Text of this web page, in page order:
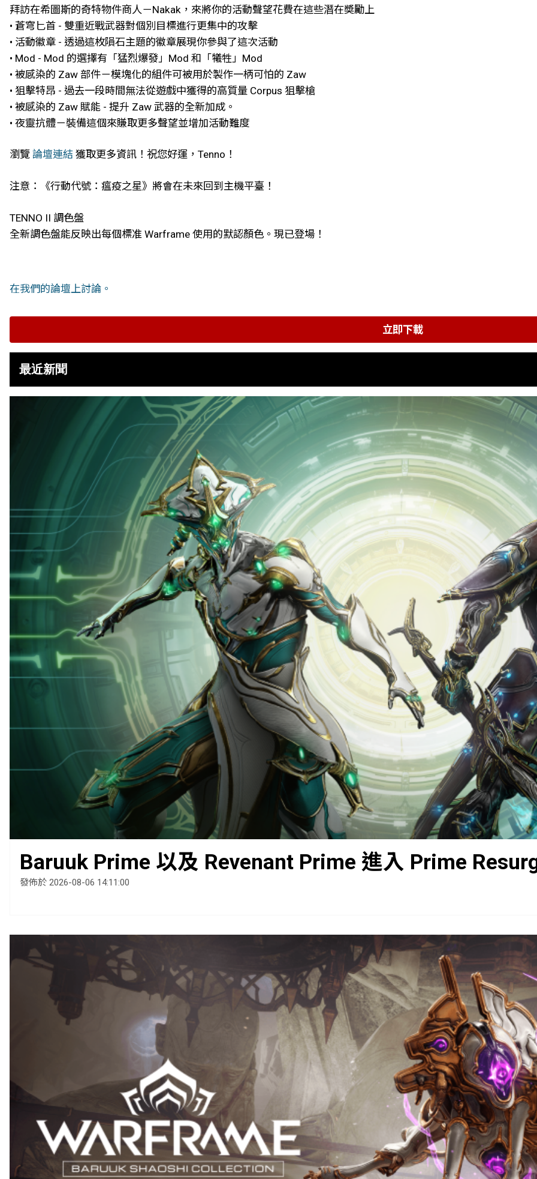
拜訪在希圖斯的奇特物件商人－Nakak，來將你的活動聲望花費在這些潛在奬勵上
• 蒼穹匕首 - 雙重近戰武器對個別目標進行更集中的攻擊
• 活動徽章 - 透過這枚隕石主題的徽章展現你參與了這次活動
• Mod - Mod 的選擇有「猛烈爆發」Mod 和「犧牲」Mod
• 被感染的 Zaw 部件－模塊化的組件可被用於製作一柄可怕的 Zaw
• 狙擊特昂 - 過去一段時間無法從遊戲中獲得的高質量 Corpus 狙擊槍
• 被感染的 Zaw 賦能 - 提升 Zaw 武器的全新加成。
• 夜靈抗體－裝備這個來賺取更多聲望並增加活動難度
瀏覽 論壇連結 獲取更多資訊！祝您好運，Tenno！
注意：《行動代號：瘟疫之星》將會在未來回到主機平臺！
TENNO II 調色盤
全新調色盤能反映出每個標准 Warframe 使用的默認顏色。現已登場！
在我們的論壇上討論。
立即下載
最近新聞
Baruuk Prime 以及 Revenant Prime 進入 Prime
發佈於 2026-08-06 14:11:00